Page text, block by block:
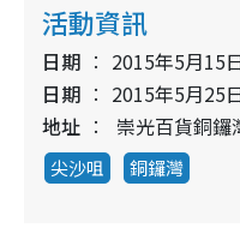
活動資訊
日期
2015年5月15
日期
2015年5月25
地址
崇光百貨銅鑼
尖沙咀 銅鑼灣